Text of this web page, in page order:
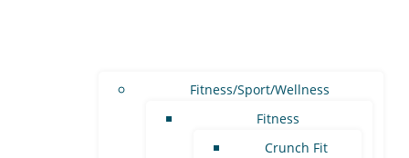
Fitness/Sport/Wellness
Fitness
Crunch Fit